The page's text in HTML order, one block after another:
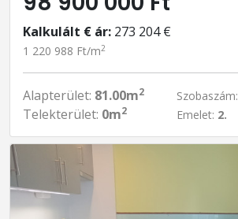
Kalkulált € ár: 273 204 €
1 220 988 Ft/m2
Alapterület: 81.00m2
Telekterület: 0m2
Szobaszám:
Emelet: 2.